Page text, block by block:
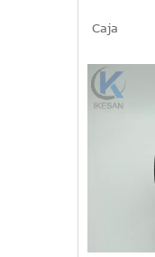
Caja